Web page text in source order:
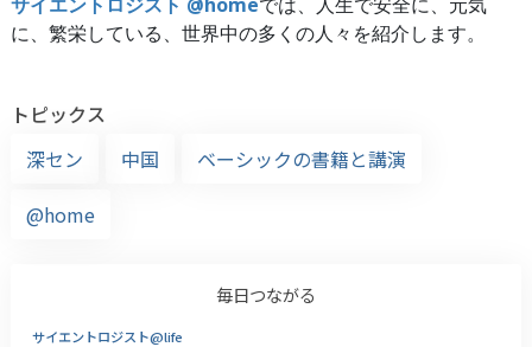
に、繁栄している、世界中の多くの人々を紹介します。
トピックス
深セン
中国
ベーシックの書籍と講演
@home
毎日つながる
サイエントロジスト@life